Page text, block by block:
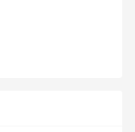
数47件。